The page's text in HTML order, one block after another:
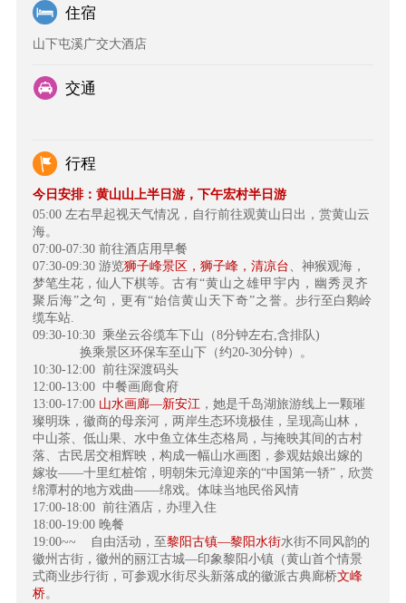
住宿
山下屯溪广交大酒店
交通
行程
今日安排：黄山山上半日游，下午宏村半日游
05:00 左右早起视天气情况，自行前往观黄山日出，赏黄山云
海。
07:00-07:30 前往酒店用早餐
07:30-09:30 游览狮子峰景区，狮子峰，清凉台、神猴观海，
梦笔生花，仙人下棋等。 古有“黄山之雄甲宇内，幽秀灵齐
聚后海”之句，更有“始信黄山天下奇”之誉。步行至白鹅岭
缆车站.
09:30-10:30 乘坐云谷缆车下山（8分钟左右,含排队)
换乘景区环保车至山下（约20-30分钟）。
10:30-12:00 前往深渡码头
12:00-13:00 中餐画廊食府
13:00-17:00 山水画廊—新安江，她是千岛湖旅游线上一颗璀
璨明珠，徽商的母亲河，两岸生态环境极佳，呈现高山林，
中山茶、低山果、水中鱼立体生态格局，与掩映其间的古村
落、古民居交相辉映，构成一幅山水画图，参观姑娘出嫁的
嫁妆——十里红桩馆，明朝朱元漳迎亲的“中国第一轿”，欣赏
绵潭村的地方戏曲——绵戏。体味当地民俗风情
17:00-18:00 前往酒店，办理入住
18:00-19:00 晚餐
19:00~~
自由活动，至黎阳古镇—黎阳水街水街不同风韵的
徽州古街，徽州的丽江古城—印象黎阳小镇（黄山首个情景
式商业步行街， 可参观水街尽头新落成的徽派古典廊桥文峰
桥。